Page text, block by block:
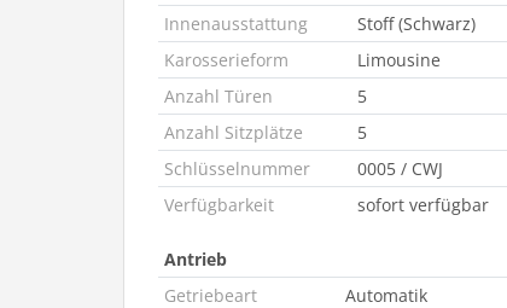
Innenausstattung
Stoff (Schwarz)
Karosserieform
Limousine
Anzahl Türen
5
Anzahl Sitzplätze
5
Schlüsselnummer
0005 / CWJ
Verfügbarkeit
sofort verfügbar
Antrieb
Getriebeart
Automatik